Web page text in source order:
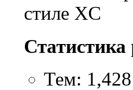
стиле XC
Статистика
Тем: 1,428